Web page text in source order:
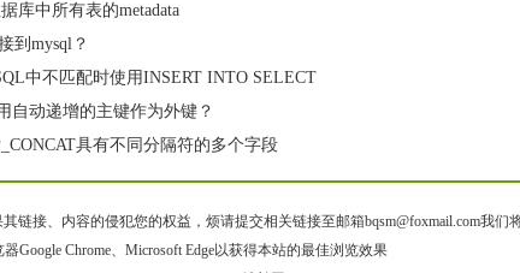
库中所有表的metadata
到mysql？
中不匹配时使用INSERT INTO SELECT
自动递增的主键作为外键？
具有不同分隔符的多个字段
接、内容的侵犯您的权益，烦请提交相关链接至邮箱bqsm@foxmail.com我们
Google Chrome、Microsoft Edge以获得本站的最佳浏览效果